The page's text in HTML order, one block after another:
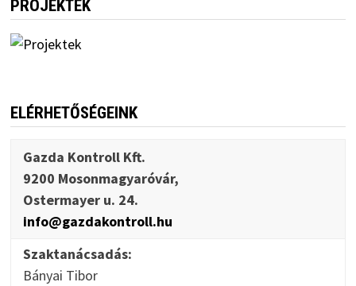
PROJEKTEK
ELÉRHETŐSÉGEINK
Gazda Kontroll Kft.
9200 Mosonmagyaróvár,
Ostermayer u. 24.
info@gazdakontroll.hu
Szaktanácsadás:
Bányai Tibor